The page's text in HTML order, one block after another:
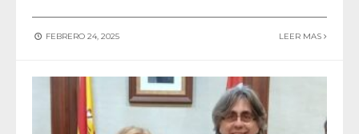
FEBRERO 24, 2025 LEER MAS